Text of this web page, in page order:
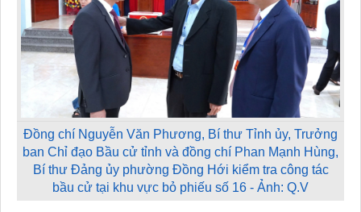
Đồng chí Nguyễn Văn Phương, Bí thư Tỉnh ủy, Trưởng
ban Chỉ đạo Bầu cử tỉnh và đồng chí Phan Mạnh Hùng,
Bí thư Đảng ủy phường Đồng Hới kiểm tra công tác
bầu cử tại khu vực bỏ phiếu số 16 - Ảnh: Q.V